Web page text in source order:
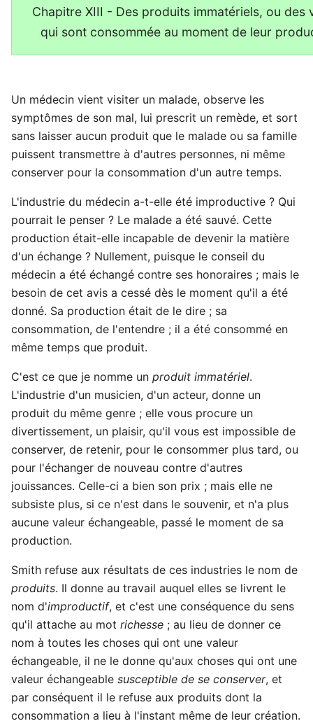
Chapitre XIII - Des produits immatériels, ou des
qui sont consommée au moment de leur
Un médecin vient visiter un malade, observe les
symptômes de son mal, lui prescrit un remède, et sort
sans laisser aucun produit que le malade ou sa famille
puissent transmettre à d'autres personnes, ni même
conserver pour la consommation d'un autre temps.
L'industrie du médecin a-t-elle été improductive ? Qui
pourrait le penser ? Le malade a été sauvé. Cette
production était-elle incapable de devenir la matière
d'un échange ? Nullement, puisque le conseil du
médecin a été échangé contre ses honoraires ; mais le
besoin de cet avis a cessé dès le moment qu'il a été
donné. Sa production était de le dire ; sa
consommation, de l'entendre ; il a été consommé en
même temps que produit.
C'est ce que je nomme un produit immatériel.
L'industrie d'un musicien, d'un acteur, donne un
produit du même genre ; elle vous procure un
divertissement, un plaisir, qu'il vous est impossible de
conserver, de retenir, pour le consommer plus tard, ou
pour l'échanger de nouveau contre d'autres
jouissances. Celle-ci a bien son prix ; mais elle ne
subsiste plus, si ce n'est dans le souvenir, et n'a plus
aucune valeur échangeable, passé le moment de sa
production.
Smith refuse aux résultats de ces industries le nom de
produits. Il donne au travail auquel elles se livrent le
nom d'improductif, et c'est une conséquence du sens
qu'il attache au mot richesse ; au lieu de donner ce
nom à toutes les choses qui ont une valeur
échangeable, il ne le donne qu'aux choses qui ont une
valeur échangeable susceptible de se conserver, et
par conséquent il le refuse aux produits dont la
consommation a lieu à l'instant même de leur création.